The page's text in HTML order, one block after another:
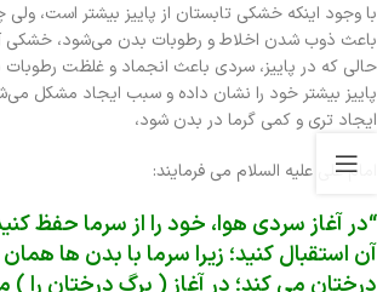
با وجود اینکه خشکی تابستان از پاییز بیشتر است،
باعث ذوب‌ شدن اخلاط و رطوبات بدن می‌شود، خشکی
حالی که در پاییز، سردی باعث انجماد و غلظت
پاییز بیشتر خود را نشان داده و سبب ایجاد مشکل
ایجاد تری و کمی گرما در بدن شود،
امام علی علیه السلام می فرمایند:
“در آغاز سردی هوا، خود را از سرما حفظ
آن استقبال کنید؛ زیرا سرما با بدن ها